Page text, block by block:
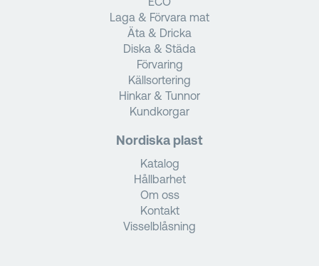
Laga & Förvara mat
Äta & Dricka
Diska & Städa
Förvaring
Källsortering
Hinkar & Tunnor
Kundkorgar
Nordiska plast
Katalog
Hållbarhet
Om oss
Kontakt
Visselblåsning